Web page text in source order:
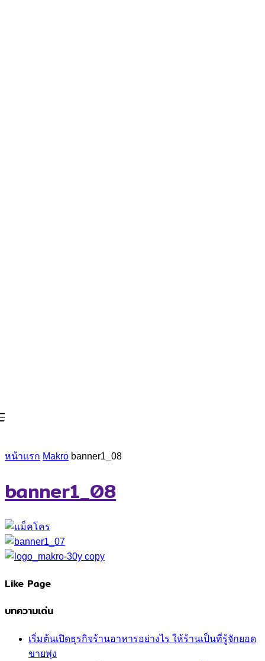
หน้าแรก Makro banner1_08
banner1_08
Like Page
บทความเด่น
เริ่มต้นเปิดธุรกิจร้านอาหารอย่างไร ให้ร้านเป็นที่รู้จักยอด
ขายพุ่ง